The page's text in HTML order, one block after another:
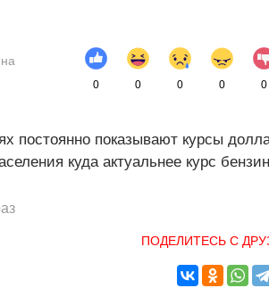
0 0 0 0 0
постоянно показывают курсы
куда актуальнее курс
ПОДЕЛИТЕСЬ С